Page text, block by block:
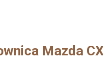
Mazda